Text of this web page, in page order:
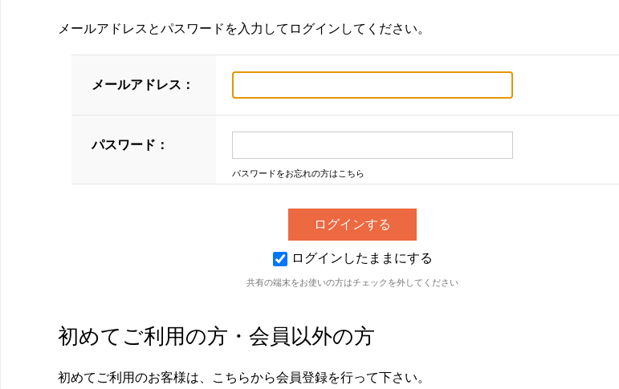
メールアドレスとパスワードを入力してログインしてください。
メールアドレス：
パスワード：
パスワードをお忘れの方はこちら
ログインしたままにする
共有の端末をお使いの方はチェックを外してください
初めてご利用の方・会員以外の方
初めてご利用のお客様は、こちらから会員登録を行って下さい。